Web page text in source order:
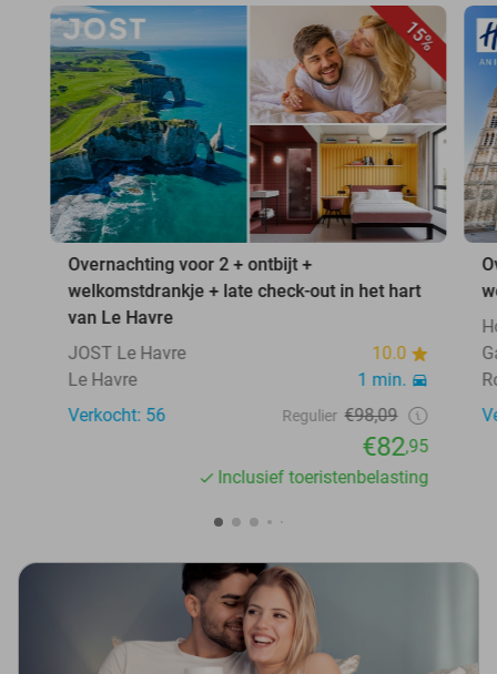
15%
Overnachting voor 2 + ontbijt +
welkomstdrankje + late check-out in het hart
van Le Havre
JOST Le Havre
10.0
Le Havre
1 min.
Verkocht: 56
Regulier €98,09
€82,95
Inclusief toeristenbelasting